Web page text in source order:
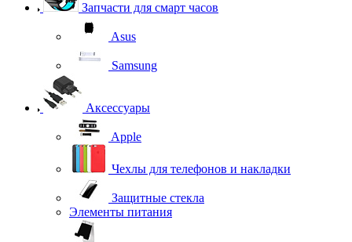
Запчасти для смарт часов
Asus
Samsung
Аксессуары
Apple
Чехлы для телефонов и накладки
Защитные стекла
Элементы питания